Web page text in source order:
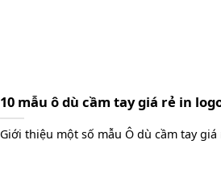
10 mẫu ô dù cầm tay giá rẻ in
Giới thiệu một số mẫu Ô dù cầm tay